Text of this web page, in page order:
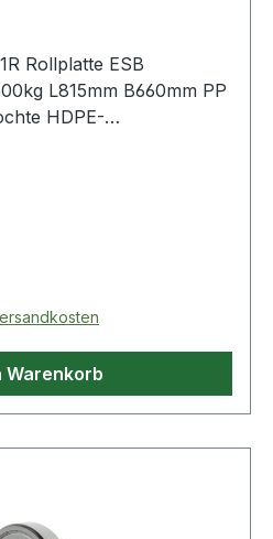
Rollplatte ESB
L815mm B660mm PP
Warenkorb